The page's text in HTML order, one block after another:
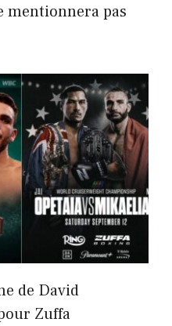
mentionnera pas
de David
Zuffa